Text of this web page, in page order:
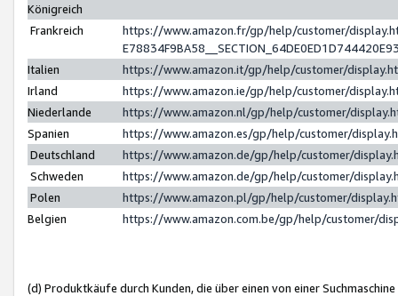
Königreich
Frankreich
https://www.amazon.fr/gp/help/customer/
Italien
https://www.amazon.it/gp/help/customer/
Irland
https://www.amazon.ie/gp/help/customer/
Niederlande
https://www.amazon.nl/gp/help/customer/
Spanien
https://www.amazon.es/gp/help/customer/
Deutschland
https://www.amazon.de/gp/help/customer/
Schweden
https://www.amazon.de/gp/help/customer/
Polen
https://www.amazon.pl/gp/help/customer/
Belgien
https://www.amazon.com.be/gp/help/customer/
(d) Produktkäufe durch Kunden, die über einen von einer